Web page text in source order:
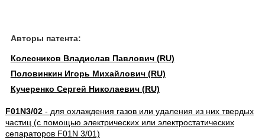
Авторы патента:
Колесников Владислав Павлович (RU)
Половинкин Игорь Михайлович (RU)
Кучеренко Сергей Николаевич (RU)
F01N3/02- для охлаждения газов или удаления из них твердых
частиц (с помощью электрических или электростатических
сепараторов F01N 3/01)